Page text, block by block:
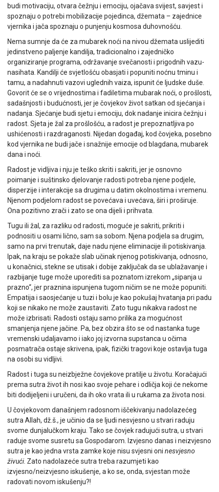
budi motivaciju, otvara čežnju i emociju, ojačava svijest, savjest i
spoznaju o potrebi mobilizacije pojedinca, džemata – zajednice
vjernika i jača spoznaju o punjenju kosmosa duhovnošću.
Nema sumnje da će za mubarek noći na nivou džemata uslijediti
jedinstveno paljenje kandilja, tradicionalno i zajedničko
organiziranje programa, održavanje svečanosti i prigodnih vazu-
nasihata. Kandilji će svjetlošću obasjati i popuniti noćnu tminu i
tamu, a nadahnuti vazovi uglednih vaiza, ispunit će ljudske duše.
Govorit će se o vrijednostima i fadiletima mubarak noći, o prošlosti,
sadašnjosti i budućnosti, jer je čovjekov život satkan od sjećanja i
nadanja. Sjećanje budi sjetu i emociju, dok nadanje inicira čežnju i
radost. Sjeta je žal za prošlošću, a radost je prepoznatljiva po
ushićenosti i razdraganosti. Nijedan događaj, kod čovjeka, posebno
kod vjernika ne budi jače i snažnije emocije od blagdana, mubarek
dana i noći.
Radost je vidljiva i nju je teško skriti i sakriti, jer je osnovno
poimanje i suštinsko djelovanje radosti potreba njene podjele,
disperzije i interakcije sa drugima u datim okolnostima i vremenu.
Njenom podjelom radost se povećava i uvećava, širi i proširuje.
Ona pozitivno zrači i zato se ona dijeli i prihvata.
Tugu ili žal, za razliku od radosti, moguće je sakriti, prikriti i
podnositi u osami lično, sam sa sobom. Njena podjela sa drugim,
samo na prvi trenutak, daje nadu njene eliminacije ili potiskivanja.
Ipak, na kraju se pokaže slab učinak njenog potiskivanja, odnosno,
u konačnici, stekne se utisak i dobije zaključak da se ublažavanje i
razbijanje tuge može uporediti sa poznatom izrekom „sipanja u
prazno“, jer praznina ispunjena tugom ničim se ne može popuniti.
Empatija i saosjećanje u tuzi i bolu je kao pokušaj hvatanja pri padu
koji se nikako ne može zaustaviti. Zato tugu nikakva radost ne
može izbrisati. Radosti ostaju samo prilika za mogućnost
smanjenja njene jačine. Pa, bez obzira što se od nastanka tuge
vremenski udaljavamo i iako joj izvorna supstanca u očima
posmatrača ostaje skrivena, ipak, fizički tragovi koje ostavlja tuga
na osobi su vidljivi.
Radost i tuga su neizbježne čovjekove pratilje u životu. Koračajući
prema sutra život ih nosi kao svoje pehare i odličja koji će nekome
biti dodijeljeni i uručeni, da ih oko vrata ili u rukama za života nosi.
U čovjekovom današnjem radosnom iščekivanju nadolazećeg
sutra Allah, dž.š., je učinio da se ljudi nesvjesno u stvari raduju
svome dunjalučkom kraju. Tako se čovjek radujući sutra, u stvari
raduje svome susretu sa Gospodarom. Izvjesno danas i neizvjesno
sutra je kao jedna vrsta zamke koje nisu svjesni oni nesvjesno
živući. Zato nadolazeće sutra treba razumjeti kao
izvjesno/neizvjesno iskušenje, a ko se, onda, svjestan može
radovati novom iskušenju?!